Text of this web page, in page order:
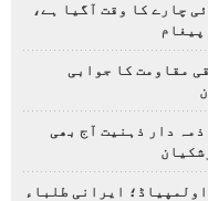
چارے کا وقت آگیا ہے،
مقاومت کا جوابی
دار ذہنیت آج بھی
ایرانی طلباء